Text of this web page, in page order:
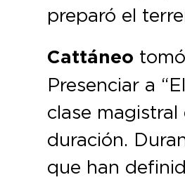
preparó el
Cattáneo
Presenciar a
clase
duración.
que han